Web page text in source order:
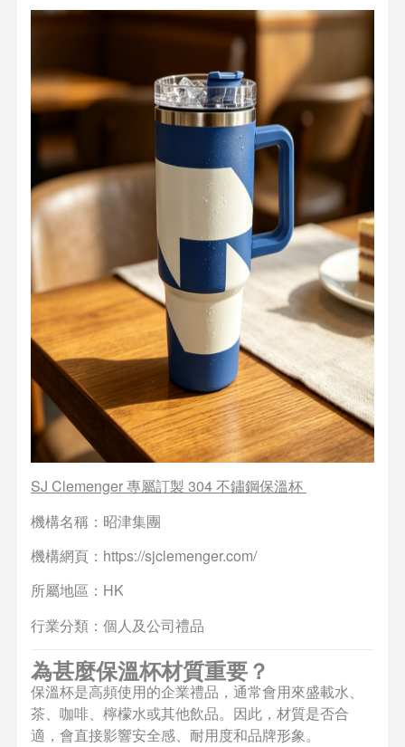
SJ Clemenger 專屬訂製 304 不鏽鋼保溫杯
機構名稱：昭津集團
機構網頁：https://sjclemenger.com/
所屬地區：HK
行業分類：個人及公司禮品
為甚麼保溫杯材質重要？
保溫杯是高頻使用的企業禮品，通常會用來盛載水、
茶、咖啡、檸檬水或其他飲品。因此，材質是否合
適，會直接影響安全感、耐用度和品牌形象。